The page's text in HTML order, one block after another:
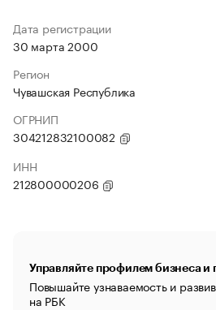
Дата регистрации
30 марта 2000
Регион
Чувашская Республика
ОГРНИП
304212832100082
ИНН
212800000206
Управляйте профилем бизнеса и
Повышайте узнаваемость и
на РБК